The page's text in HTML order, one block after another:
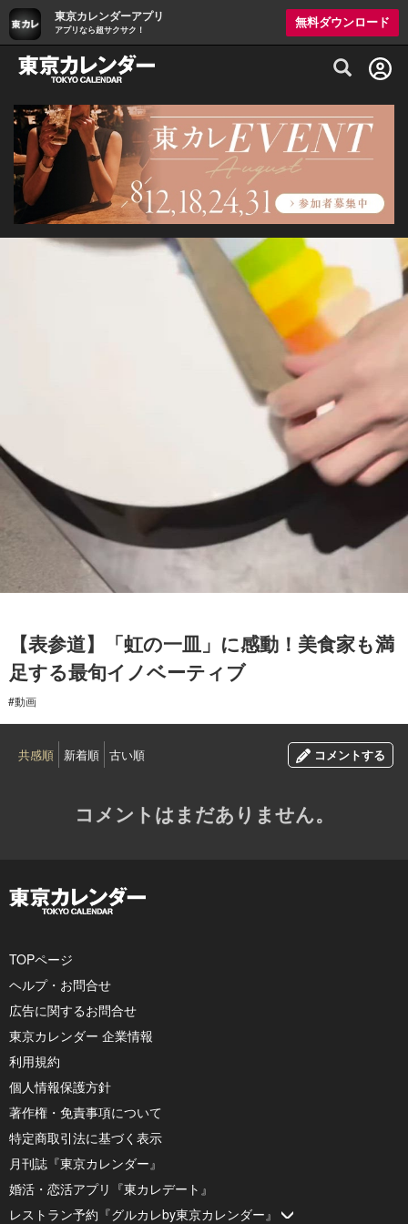
東京カレンダーアプリ
アプリなら超サクサク！
無料ダウンロード
グルメ情報・プレミアムレストラン予約
【表参道】「虹の一皿」に感動！美食家も満
足する最旬イノベーティブ
#動画
共感順 新着順 古い順 コメントする
コメントはまだありません。
TOPページ
ヘルプ・お問合せ
広告に関するお問合せ
東京カレンダー 企業情報
利用規約
個人情報保護方針
著作権・免責事項について
特定商取引法に基づく表示
月刊誌『東京カレンダー』
婚活・恋活アプリ『東カレデート』
レストラン予約『グルカレby東京カレンダー』